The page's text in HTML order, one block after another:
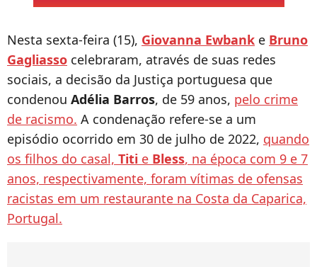
Nesta sexta-feira (15), Giovanna Ewbank e Bruno
Gagliasso celebraram, através de suas redes
sociais, a decisão da Justiça portuguesa que
condenou Adélia Barros, de 59 anos, pelo crime
de racismo. A condenação refere-se a um
episódio ocorrido em 30 de julho de 2022, quando
os filhos do casal, Titi e Bless, na época com 9 e 7
anos, respectivamente, foram vítimas de ofensas
racistas em um restaurante na Costa da Caparica,
Portugal.